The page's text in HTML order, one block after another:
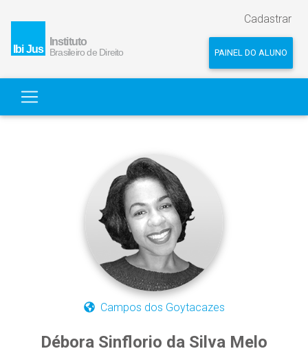
Cadastrar
PAINEL DO ALUNO
Campos dos Goytacazes
Débora Sinflorio da Silva Melo